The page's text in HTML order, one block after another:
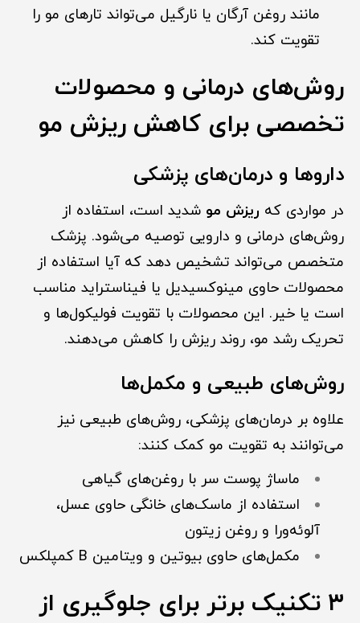
مانند روغن آرگان یا نارگیل می‌تواند تارهای مو را
تقویت کند.
روش‌های درمانی و محصولات
تخصصی برای کاهش ریزش مو
داروها و درمان‌های پزشکی
در مواردی که ریزش مو شدید است، استفاده از
روش‌های درمانی و دارویی توصیه می‌شود. پزشک
متخصص می‌تواند تشخیص دهد که آیا استفاده از
محصولات حاوی مینوکسیدیل یا فیناستراید مناسب
است یا خیر. این محصولات با تقویت فولیکول‌ها و
تحریک رشد مو، روند ریزش را کاهش می‌دهند.
روش‌های طبیعی و مکمل‌ها
علاوه بر درمان‌های پزشکی، روش‌های طبیعی نیز
می‌توانند به تقویت مو کمک کنند:
ماساژ پوست سر با روغن‌های گیاهی
استفاده از ماسک‌های خانگی حاوی عسل،
آلوئه‌ورا و روغن زیتون
مکمل‌های حاوی بیوتین و ویتامین B کمپلکس
۳ تکنیک برتر برای جلوگیری از